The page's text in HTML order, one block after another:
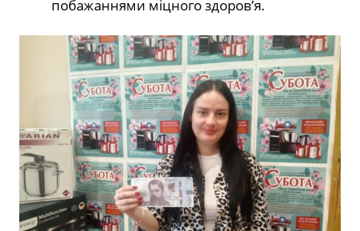
побажаннями міцного здоров’я.